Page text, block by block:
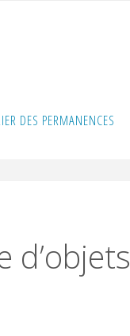
DES PERMANENCES
d’objets